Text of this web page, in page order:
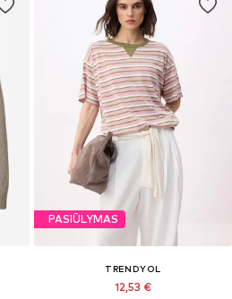
PASIŪLYMAS
TRENDYOL
12,53 €